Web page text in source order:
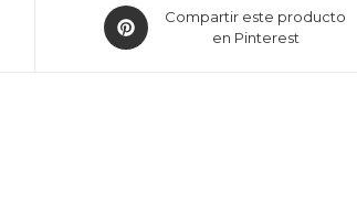
Compartir este producto
en Pinterest